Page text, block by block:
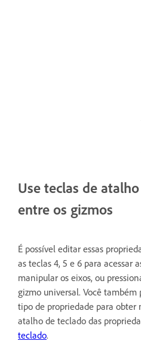
Use teclas de
entre os gizmos
É possível editar essas
as teclas 4, 5 e 6 para acessar
manipular os eixos, ou
gizmo universal. Você
tipo de propriedade para obter
atalho de teclado das
teclado.